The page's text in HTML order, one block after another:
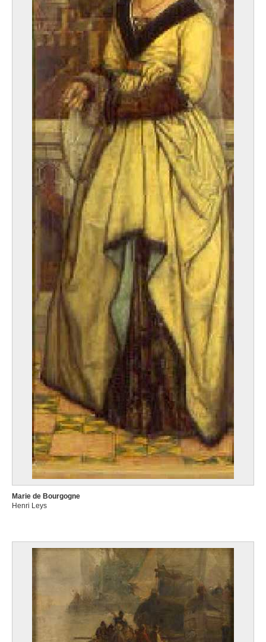
Marie de Bourgogne
Henri Leys